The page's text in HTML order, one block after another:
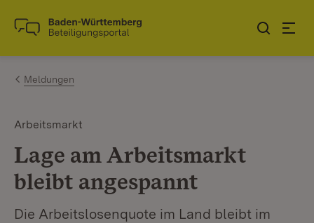
Zum Inhalt springen
Link zur Startseite
Meldungen
Arbeitsmarkt
Lage am Arbeitsmarkt
bleibt angespannt
Die Arbeitslosenquote im Land bleibt im